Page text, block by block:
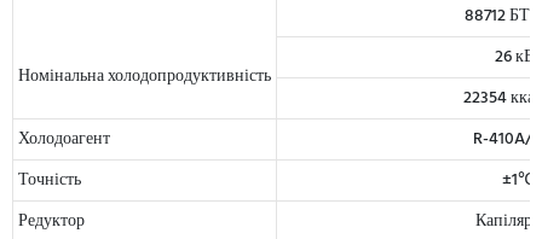
Номінальна холодопродуктивність
88712
26 кВт
22354
Холодоагент
R-410A/
Точність
±1℃
Редуктор